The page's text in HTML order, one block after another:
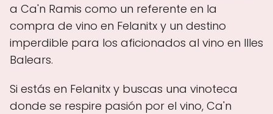
a Ca'n Ramis como un referente en la
compra de vino en Felanitx y un destino
imperdible para los aficionados al vino en Illes
Balears.
Si estás en Felanitx y buscas una vinoteca
donde se respire pasión por el vino, Ca'n